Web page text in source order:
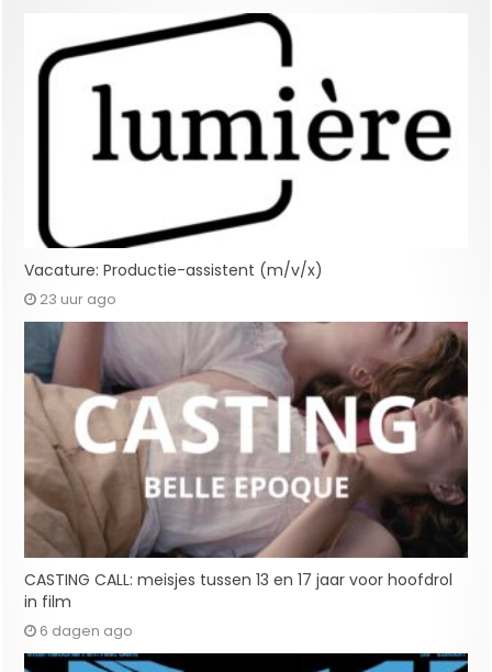
Vacature: Productie-assistent (m/v/x)
23 uur ago
CASTING CALL: meisjes tussen 13 en 17 jaar voor hoofdrol
in film
6 dagen ago